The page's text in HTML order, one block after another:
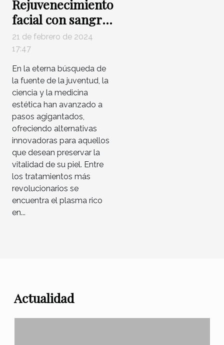
Rejuvenecimiento
facial con sangre
propia: Plasma
rico en plaquetas
21 de febrero de 2024
17:47
En la eterna búsqueda de
la fuente de la juventud, la
ciencia y la medicina
estética han avanzado a
pasos agigantados,
ofreciendo alternativas
innovadoras para aquellos
que desean preservar la
vitalidad de su piel. Entre
los tratamientos más
revolucionarios se
encuentra el plasma rico
en...
Actualidad